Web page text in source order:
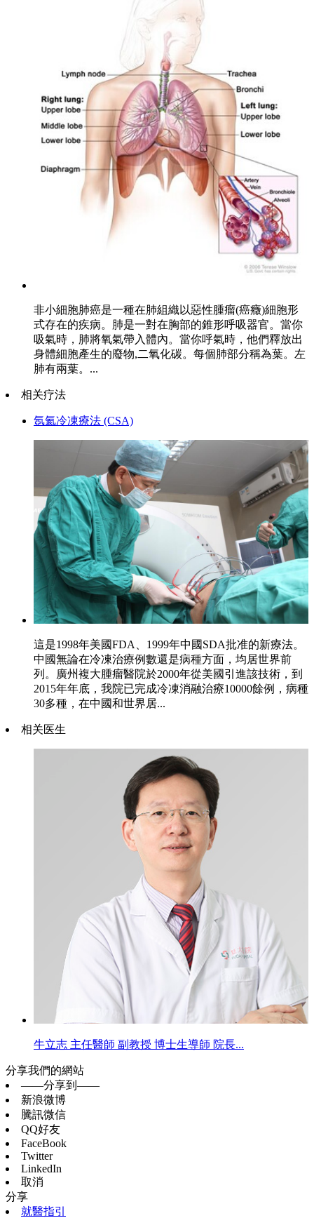
非小細胞肺癌是一種在肺組織以惡性腫瘤(癌癥)細胞形
式存在的疾病。肺是一對在胸部的錐形呼吸器官。當你
吸氣時，肺將氧氣帶入體內。當你呼氣時，他們釋放出
身體細胞產生的廢物,二氧化碳。每個肺部分稱為葉。左
肺有兩葉。...
相关疗法
氬氦冷凍療法 (CSA)
這是1998年美國FDA、1999年中國SDA批准的新療法。
中國無論在冷凍治療例數還是病種方面，均居世界前
列。廣州複大腫瘤醫院於2000年從美國引進該技術，到
2015年年底，我院已完成冷凍消融治療10000餘例，病種
30多種，在中國和世界居...
相关医生
牛立志 主任醫師 副教授 博士生導師 院長...
分享我們的網站
——分享到——
新浪微博
騰訊微信
QQ好友
FaceBook
Twitter
LinkedIn
取消
分享
就醫指引